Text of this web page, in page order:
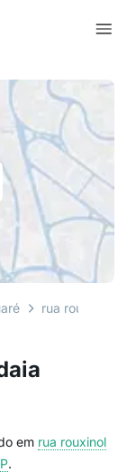
em rua rouxinol
.
rua rouxinol